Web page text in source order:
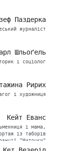
Паздерка
журналіст
Шльоґель
і соціолог
Ририх
і художниця
Кейт Еванс
і мама,
із таборів
"Ниточки"